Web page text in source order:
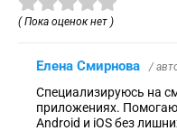
( Пока оценок нет )
Елена Смирнова /
Специализируюсь на
приложениях.
Android и iOS без